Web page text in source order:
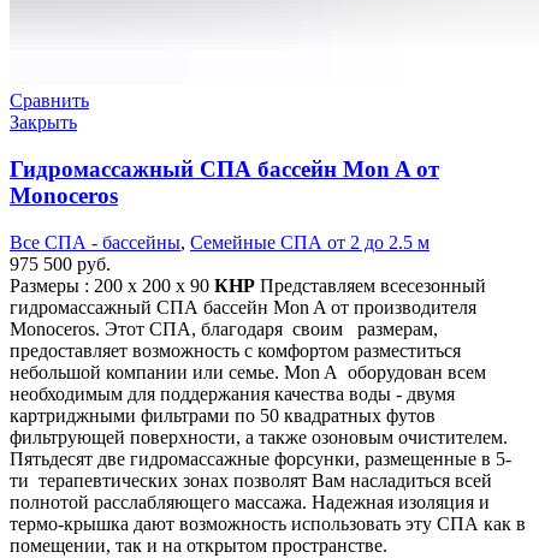
Сравнить
Закрыть
Гидромассажный СПА бассейн Mon A от
Monoceros
Все СПА - бассейны, Семейные СПА от 2 до 2.5 м
975 500 руб.
Размеры : 200 x 200 х 90 КНР Представляем всесезонный
гидромассажный СПА бассейн Mon A от производителя
Monoceros. Этот СПА, благодаря своим размерам,
предоставляет возможность с комфортом разместиться
небольшой компании или семье. Mon A оборудован всем
необходимым для поддержания качества воды - двумя
картриджными фильтрами по 50 квадратных футов
фильтрующей поверхности, а также озоновым очистителем.
Пятьдесят две гидромассажные форсунки, размещенные в 5-
ти терапевтических зонах позволят Вам насладиться всей
полнотой расслабляющего массажа. Надежная изоляция и
термо-крышка дают возможность использовать эту СПА как в
помещении, так и на открытом пространстве.